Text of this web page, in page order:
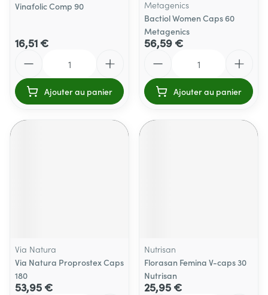
Vinafolic Comp 90
16,51 €
Ajouter au panier
Metagenics
Bactiol Women Caps 60
Metagenics
56,59 €
Ajouter au panier
Via Natura
Via Natura Proprostex Caps
180
53,95 €
Nutrisan
Florasan Femina V-caps 30
Nutrisan
25,95 €